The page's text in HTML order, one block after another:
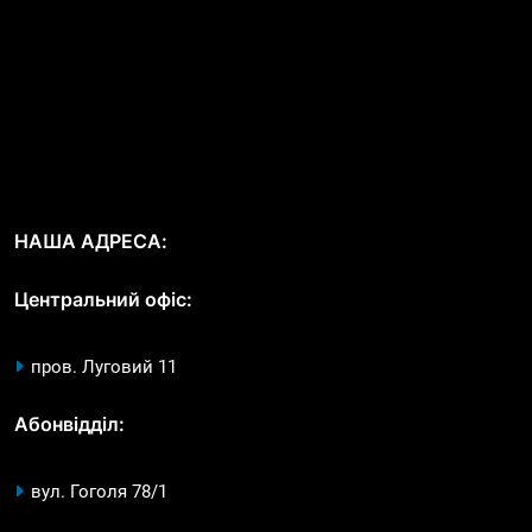
НАША АДРЕСА:
Центральний офіс:
пров. Луговий 11
Абонвідділ:
вул. Гоголя 78/1